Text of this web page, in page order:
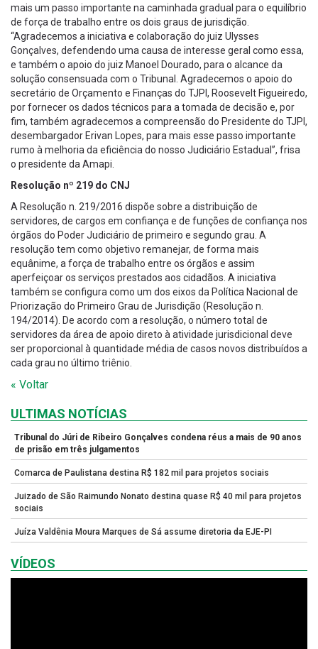
mais um passo importante na caminhada gradual para o equilíbrio
de força de trabalho entre os dois graus de jurisdição.
“Agradecemos a iniciativa e colaboração do juiz Ulysses
Gonçalves, defendendo uma causa de interesse geral como essa,
e também o apoio do juiz Manoel Dourado, para o alcance da
solução consensuada com o Tribunal. Agradecemos o apoio do
secretário de Orçamento e Finanças do TJPI, Roosevelt Figueiredo,
por fornecer os dados técnicos para a tomada de decisão e, por
fim, também agradecemos a compreensão do Presidente do TJPI,
desembargador Erivan Lopes, para mais esse passo importante
rumo à melhoria da eficiência do nosso Judiciário Estadual”, frisa
o presidente da Amapi.
Resolução nº 219 do CNJ
A Resolução n. 219/2016 dispõe sobre a distribuição de
servidores, de cargos em confiança e de funções de confiança nos
órgãos do Poder Judiciário de primeiro e segundo grau. A
resolução tem como objetivo remanejar, de forma mais
equânime, a força de trabalho entre os órgãos e assim
aperfeiçoar os serviços prestados aos cidadãos. A iniciativa
também se configura como um dos eixos da Política Nacional de
Priorização do Primeiro Grau de Jurisdição (Resolução n.
194/2014). De acordo com a resolução, o número total de
servidores da área de apoio direto à atividade jurisdicional deve
ser proporcional à quantidade média de casos novos distribuídos a
cada grau no último triênio.
« Voltar
ULTIMAS NOTÍCIAS
Tribunal do Júri de Ribeiro Gonçalves condena réus a mais de 90 anos
de prisão em três julgamentos
Comarca de Paulistana destina R$ 182 mil para projetos sociais
Juizado de São Raimundo Nonato destina quase R$ 40 mil para projetos
sociais
Juíza Valdênia Moura Marques de Sá assume diretoria da EJE-PI
VÍDEOS